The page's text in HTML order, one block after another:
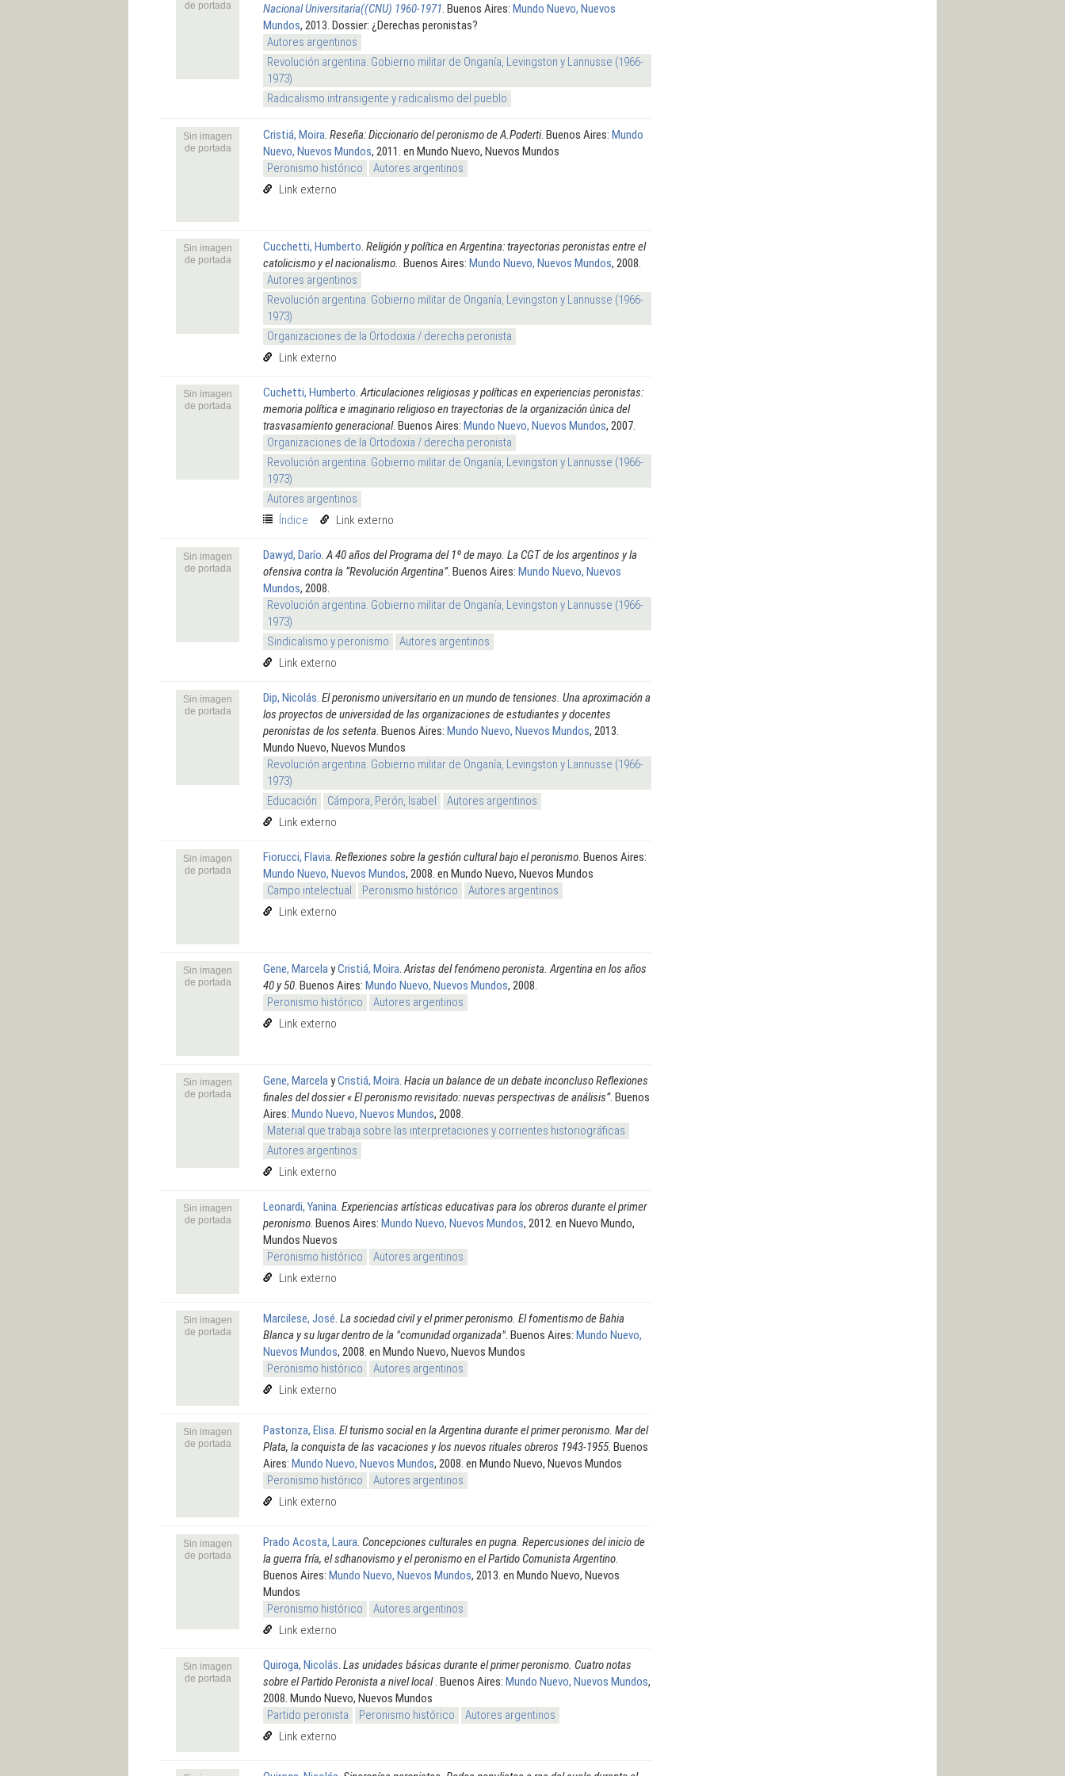
de portada
Nacional Universitaria((CNU) 1960-1971 . Buenos Aires: Mundo Nuevo, Nuevos
Mundos, 2013. Dossier: ¿Derechas peronistas?
Autores argentinos
Revolución argentina. Gobierno militar de Onganía, Levingston y Lannusse (1966-
1973)
Radicalismo intransigente y radicalismo del pueblo
Sin imagen
de portada
Cristiá, Moira Reseña: Diccionario del peronismo de A.Poderti. Buenos Aires: Mundo
Nuevo, Nuevos Mundos, 2011. en Mundo Nuevo, Nuevos Mundos
Peronismo histórico
Autores argentinos
Link externo
Sin imagen
de portada
Cucchetti, Humberto Religión y política en Argentina: trayectorias peronistas entre el
catolicismo y el nacionalismo. . Buenos Aires: Mundo Nuevo, Nuevos Mundos, 2008.
Autores argentinos
Revolución argentina. Gobierno militar de Onganía, Levingston y Lannusse (1966-
1973)
Organizaciones de la Ortodoxia / derecha peronista
Link externo
Sin imagen
de portada
Cuchetti, Humberto Articulaciones religiosas y políticas en experiencias peronistas:
memoria política e imaginario religioso en trayectorias de la organización única del
trasvasamiento generacional. Buenos Aires: Mundo Nuevo, Nuevos Mundos, 2007.
Organizaciones de la Ortodoxia / derecha peronista
Revolución argentina. Gobierno militar de Onganía, Levingston y Lannusse (1966-
1973)
Autores argentinos
Índice
Link externo
Sin imagen
de portada
Dawyd, Darío A 40 años del Programa del 1º de mayo. La CGT de los argentinos y la
ofensiva contra la “Revolución Argentina”. Buenos Aires: Mundo Nuevo, Nuevos
Mundos, 2008.
Revolución argentina. Gobierno militar de Onganía, Levingston y Lannusse (1966-
1973)
Sindicalismo y peronismo
Autores argentinos
Link externo
Sin imagen
de portada
Dip, Nicolás El peronismo universitario en un mundo de tensiones. Una aproximación a
los proyectos de universidad de las organizaciones de estudiantes y docentes
peronistas de los setenta . Buenos Aires: Mundo Nuevo, Nuevos Mundos, 2013.
Mundo Nuevo, Nuevos Mundos
Revolución argentina. Gobierno militar de Onganía, Levingston y Lannusse (1966-
1973)
Educación
Cámpora, Perón, Isabel
Autores argentinos
Link externo
Sin imagen
de portada
Fiorucci, Flavia Reflexiones sobre la gestión cultural bajo el peronismo . Buenos Aires:
Mundo Nuevo, Nuevos Mundos, 2008. en Mundo Nuevo, Nuevos Mundos
Campo intelectual
Peronismo histórico
Autores argentinos
Link externo
Sin imagen
de portada
Gene, Marcela yCristiá, Moira Aristas del fenómeno peronista. Argentina en los años
40 y 50 . Buenos Aires: Mundo Nuevo, Nuevos Mundos, 2008.
Peronismo histórico
Autores argentinos
Link externo
Sin imagen
de portada
Gene, Marcela yCristiá, Moira Hacia un balance de un debate inconcluso Reflexiones
finales del dossier « El peronismo revisitado: nuevas perspectivas de análisis”. Buenos
Aires: Mundo Nuevo, Nuevos Mundos, 2008.
Material que trabaja sobre las interpretaciones y corrientes historiográficas
Autores argentinos
Link externo
Sin imagen
de portada
Leonardi, Yanina Experiencias artísticas educativas para los obreros durante el primer
peronismo . Buenos Aires: Mundo Nuevo, Nuevos Mundos, 2012. en Nuevo Mundo,
Mundos Nuevos
Peronismo histórico
Autores argentinos
Link externo
Sin imagen
de portada
Marcilese, José La sociedad civil y el primer peronismo. El fomentismo de Bahia
Blanca y su lugar dentro de la "comunidad organizada" . Buenos Aires: Mundo Nuevo,
Nuevos Mundos, 2008. en Mundo Nuevo, Nuevos Mundos
Peronismo histórico
Autores argentinos
Link externo
Sin imagen
de portada
Pastoriza, Elisa El turismo social en la Argentina durante el primer peronismo. Mar del
Plata, la conquista de las vacaciones y los nuevos rituales obreros 1943-1955. Buenos
Aires: Mundo Nuevo, Nuevos Mundos, 2008. en Mundo Nuevo, Nuevos Mundos
Peronismo histórico
Autores argentinos
Link externo
Sin imagen
de portada
Prado Acosta, Laura Concepciones culturales en pugna. Repercusiones del inicio de
la guerra fría, el sdhanovismo y el peronismo en el Partido Comunista Argentino
Buenos Aires: Mundo Nuevo, Nuevos Mundos, 2013. en Mundo Nuevo, Nuevos
Mundos
Peronismo histórico
Autores argentinos
Link externo
Sin imagen
de portada
Quiroga, Nicolás Las unidades básicas durante el primer peronismo. Cuatro notas
sobre el Partido Peronista a nivel local . Buenos Aires: Mundo Nuevo, Nuevos Mundos,
2008. Mundo Nuevo, Nuevos Mundos
Partido peronista
Peronismo histórico
Autores argentinos
Link externo